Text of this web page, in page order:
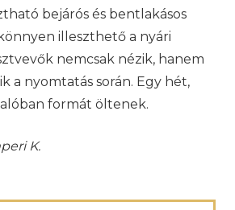
bejárós és bentlakásos
illeszthető a nyári
nemcsak nézik, hanem
a nyomtatás során. Egy hét,
formát öltenek.
K.